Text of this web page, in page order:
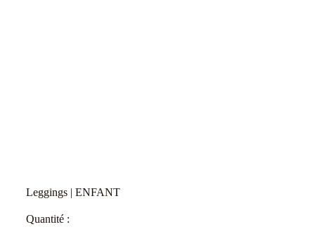
Leggings | ENFANT
Quantité :